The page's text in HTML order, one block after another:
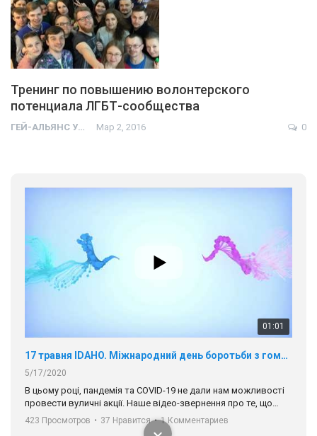
Тренинг по повышению волонтерского
потенциала ЛГБТ-сообщества
ГЕЙ-АЛЬЯНС УКРАИНА Мар 2, 2016 0
01:01
17 травня IDAHO. Міжнародний день боротьби з гомофобією трансфобією і біфобія.
5/17/2020
В цьому році, пандемія та COVІD-19 не дали нам можливості
провести вуличні акції. Наше відео-звернення про те, що
навіть коли ми у різних містах та не можемо зустрінеться, ми
разом. Ми закликаємо всіх хто поділяє цінності рівності та
423 Просмотров • 37 Нравится • 1 Комментариев